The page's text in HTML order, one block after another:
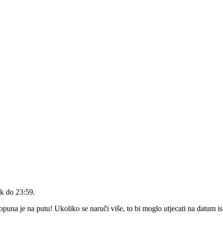
do 23:59.
je na putu! Ukoliko se naruči više, to bi moglo utjecati na datum